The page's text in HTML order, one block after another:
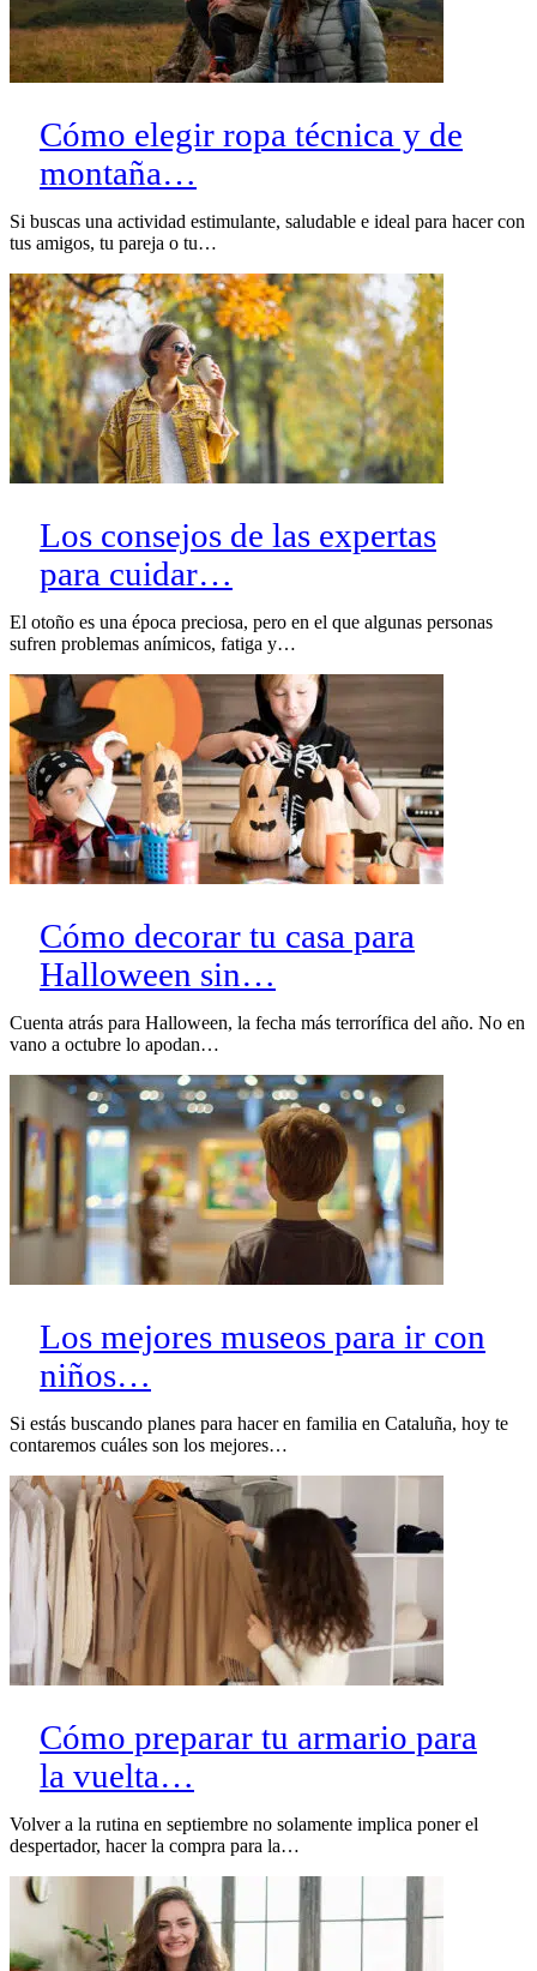
Cómo elegir ropa técnica y de
montaña…
Si buscas una actividad estimulante, saludable e ideal para hacer con
tus amigos, tu pareja o tu…
Los consejos de las expertas
para cuidar…
El otoño es una época preciosa, pero en el que algunas personas
sufren problemas anímicos, fatiga y…
Cómo decorar tu casa para
Halloween sin…
Cuenta atrás para Halloween, la fecha más terrorífica del año. No en
vano a octubre lo apodan…
Los mejores museos para ir con
niños…
Si estás buscando planes para hacer en familia en Cataluña, hoy te
contaremos cuáles son los mejores…
Cómo preparar tu armario para
la vuelta…
Volver a la rutina en septiembre no solamente implica poner el
despertador, hacer la compra para la…